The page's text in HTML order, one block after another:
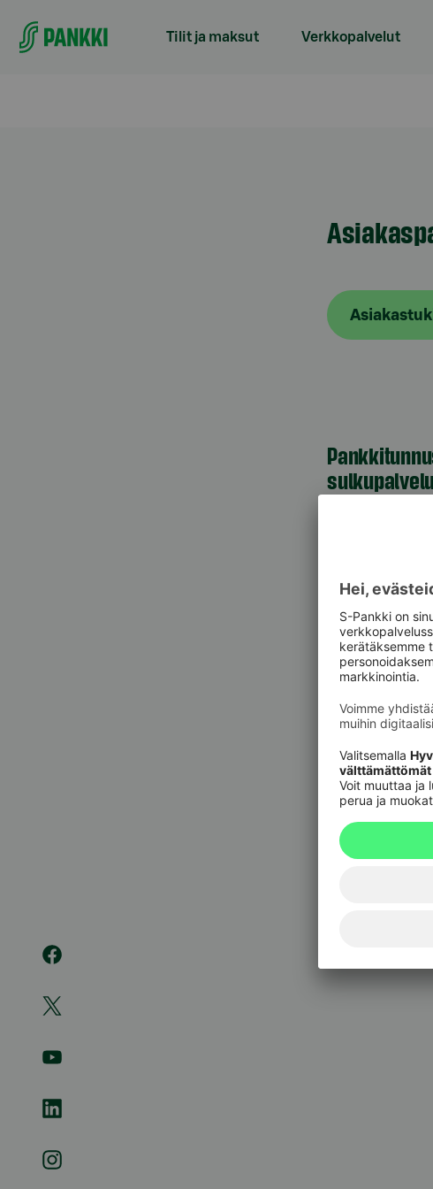
Siirry suoraan sisältöön
Tilit ja maksut Verkkopalvelut
Korttien
020 333(pvm/